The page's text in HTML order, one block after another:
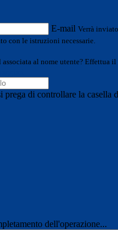
E-mail Verrà
con le istruzioni necessarie.
al nome utente? Effettua il
prega di controllare la casella
dell'operazione...